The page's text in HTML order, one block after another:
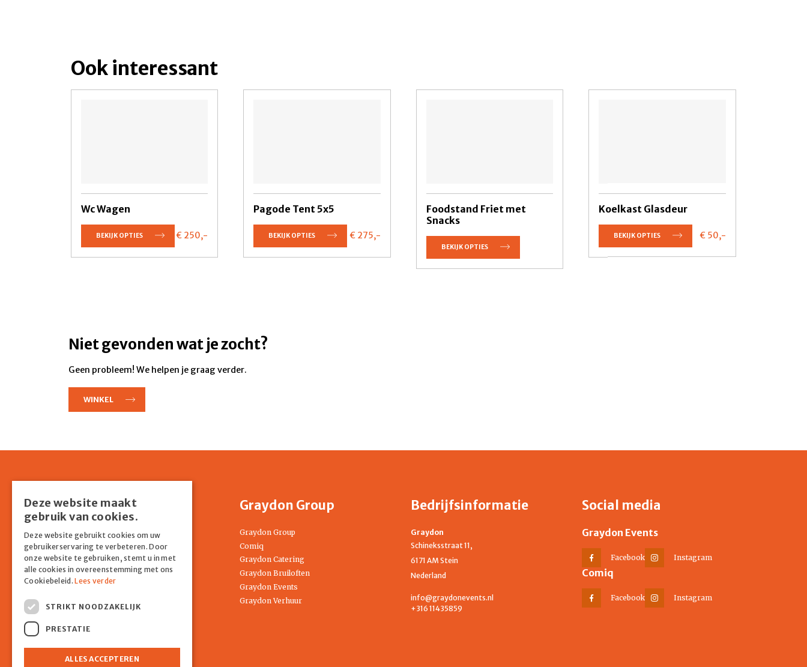
Ook interessant
Wc Wagen
BEKIJK OPTIES € 250,-
Pagode Tent 5x5
BEKIJK OPTIES € 275,-
Foodstand Friet met
Snacks
BEKIJK OPTIES
Koelkast Glasdeur
BEKIJK OPTIES € 50,-
Niet gevonden wat je zocht?
Geen probleem! We helpen je graag verder.
WINKEL
Shop
Home
Springkussens
Partyverhuur
Entertainment
Contact
Graydon Group
Graydon Group
Comiq
Graydon Catering
Graydon Bruiloften
Graydon Events
Graydon Verhuur
Bedrijfsinformatie
Graydon
Schineksstraat 11,
6171 AM Stein
Nederland
info@graydonevents.nl
+316 11435859
Social media
Graydon Events
Facebook Instagram
Comiq
Facebook Instagram
Deze website maakt
gebruik van cookies.
Deze website gebruikt cookies om uw
gebruikerservaring te verbeteren. Door
onze website te gebruiken, stemt u in met
alle cookies in overeenstemming met ons
Cookiebeleid.Lees verder
STRIKT NOODZAKELIJK
PRESTATIE
ALLES ACCEPTEREN